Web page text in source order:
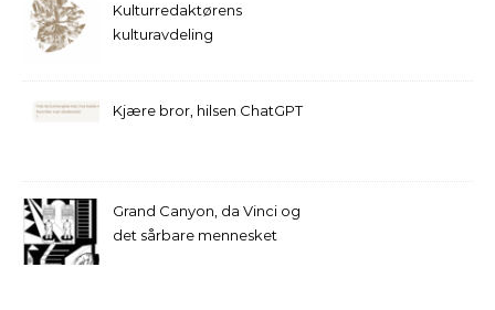
Kulturredaktørens
kulturavdeling
Kjære bror, hilsen ChatGPT
Grand Canyon, da Vinci og
det sårbare mennesket